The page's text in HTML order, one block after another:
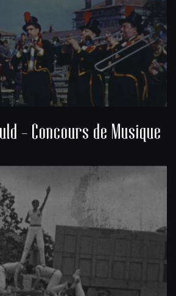
- Concours de Musique